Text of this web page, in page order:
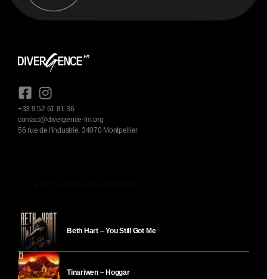
+33 9 52 61 81 36
contact@divergence-fm.org
56 rue de l'industrie, 34070 Montpellier
Beth Hart – You Still Got Me
Tinariwen – Hoggar